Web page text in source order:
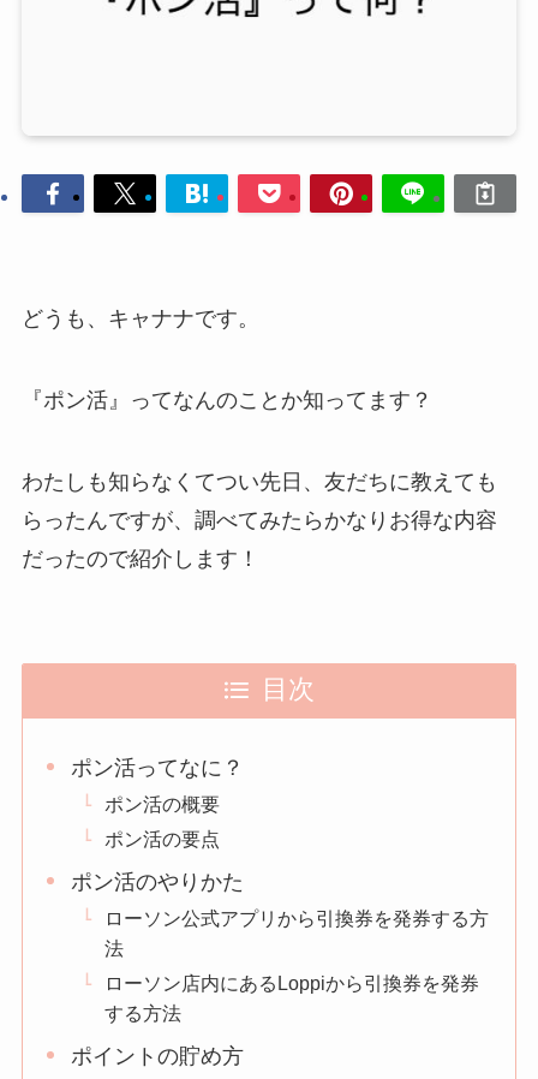
どうも、キャナナです。
『ポン活』ってなんのことか知ってます？
わたしも知らなくてつい先日、友だちに教えても
らったんですが、調べてみたらかなりお得な内容
だったので紹介します！
目次
ポン活ってなに？
ポン活の概要
ポン活の要点
ポン活のやりかた
ローソン公式アプリから引換券を発券する方
法
ローソン店内にあるLoppiから引換券を発券
する方法
ポイントの貯め方